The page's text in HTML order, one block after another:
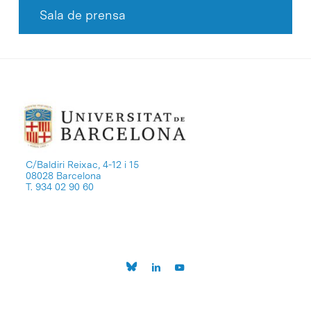
Sala de prensa
C/Baldiri Reixac, 4-12 i 15
08028 Barcelona
T. 934 02 90 60